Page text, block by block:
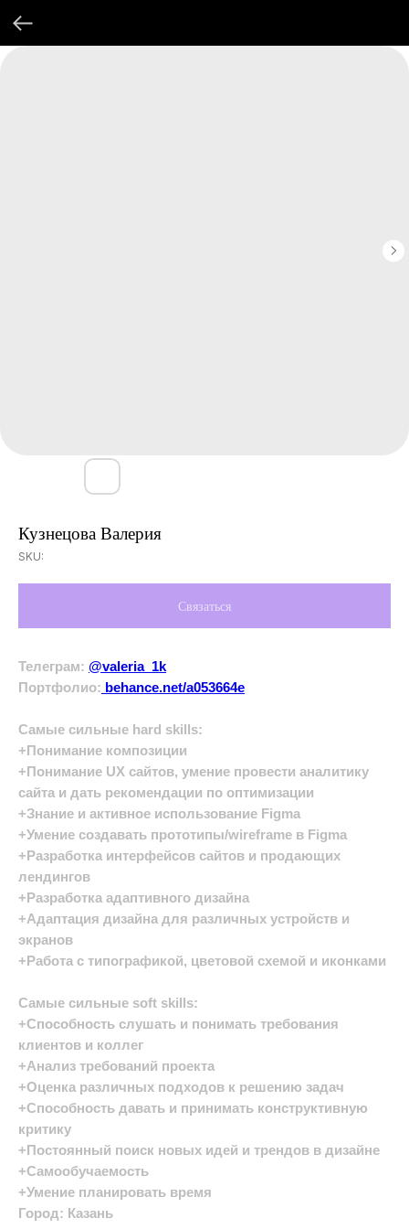
Кузнецова Валерия
SKU:
Связаться
Телеграм: @valeria_1k
Портфолио: behance.net/a053664e
Самые сильные hard skills:
+Понимание композиции
+Понимание UX сайтов, умение провести аналитику
сайта и дать рекомендации по оптимизации
+Знание и активное использование Figma
+Умение создавать прототипы/wireframe в Figma
+Разработка интерфейсов сайтов и продающих
лендингов
+Разработка адаптивного дизайна
+Адаптация дизайна для различных устройств и
экранов
+Работа с типографикой, цветовой схемой и иконками
Самые сильные soft skills:
+Способность слушать и понимать требования
клиентов и коллег
+Анализ требований проекта
+Оценка различных подходов к решению задач
+Способность давать и принимать конструктивную
критику
+Постоянный поиск новых идей и трендов в дизайне
+Самообучаемость
+Умение планировать время
Город: Казань